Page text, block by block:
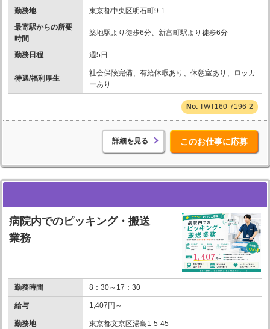
勤務地
東京都中央区明石町9-1
最寄駅からの所要
時間
築地駅より徒歩6分、新富町駅より徒歩6分
勤務日程 週5日
待遇/福利厚生
社会保険完備、有給休暇あり、休憩室あり、ロッカ
ーあり
TWT160-7196-2
詳細を見る このお仕事に応募
病院内でのピッキング・搬送
業務
勤務時間 8：30～17：30
給与 1,407円～
勤務地
東京都文京区湯島1-5-45